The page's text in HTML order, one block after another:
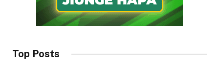
Top Posts